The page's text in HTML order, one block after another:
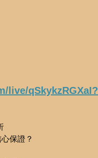
live/
保證？